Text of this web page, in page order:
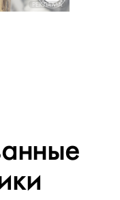
РЕКЛАМА